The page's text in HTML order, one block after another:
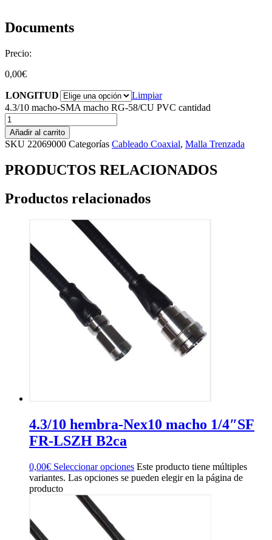
Documents
Precio:
0,00€
LONGITUD
Limpiar
4.3/10 macho-SMA macho RG-58/CU PVC cantidad
Añadir al carrito
SKU 22069000 Categorías Cableado Coaxial, Malla Trenzada
PRODUCTOS RELACIONADOS
Productos relacionados
4.3/10 hembra-Nex10 macho 1/4″SF
FR-LSZH B2ca
0,00€ Seleccionar opciones Este producto tiene múltiples
variantes. Las opciones se pueden elegir en la página de
producto